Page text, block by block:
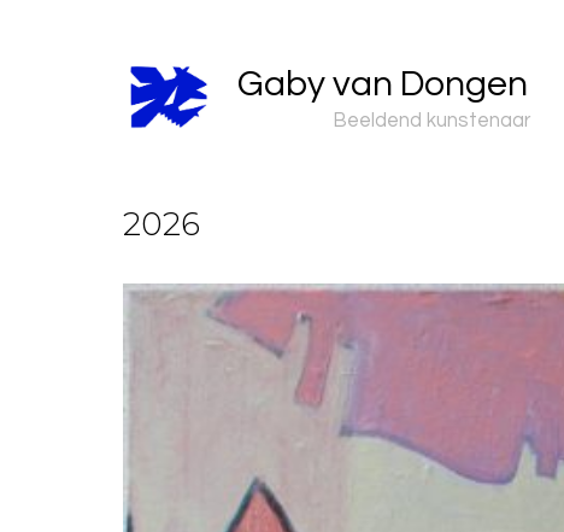
Gaby van Dongen
Beeldend kunstenaar
2026